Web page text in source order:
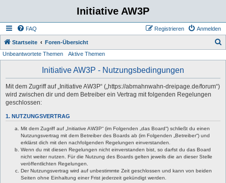
Initiative AW3P
FAQ Anmelden
Registrieren
Startseite Foren-Übersicht
Unbeantwortete Themen Aktive Themen
Initiative AW3P - Nutzungsbedingungen
Mit dem Zugriff auf „Initiative AW3P“ („https://abmahnwahn-dreipage.de/forum“)
wird zwischen dir und dem Betreiber ein Vertrag mit folgenden Regelungen
geschlossen:
1. NUTZUNGSVERTRAG
Mit dem Zugriff auf „Initiative AW3P“ (im Folgenden „das Board“) schließt du einen
Nutzungsvertrag mit dem Betreiber des Boards ab (im Folgenden „Betreiber“) und
erklärst dich mit den nachfolgenden Regelungen einverstanden.
Wenn du mit diesen Regelungen nicht einverstanden bist, so darfst du das Board
nicht weiter nutzen. Für die Nutzung des Boards gelten jeweils die an dieser Stelle
veröffentlichten Regelungen.
Der Nutzungsvertrag wird auf unbestimmte Zeit geschlossen und kann von beiden
Seiten ohne Einhaltung einer Frist jederzeit gekündigt werden.